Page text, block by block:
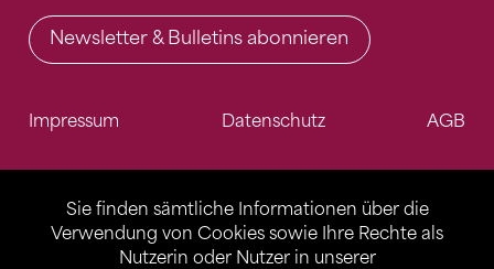
Sie finden sämtliche Informationen über die
Verwendung von Cookies sowie Ihre Rechte als
Nutzerin oder Nutzer in unserer
Newsletter & Bulletins abonnieren
Impressum Datenschutz AGB